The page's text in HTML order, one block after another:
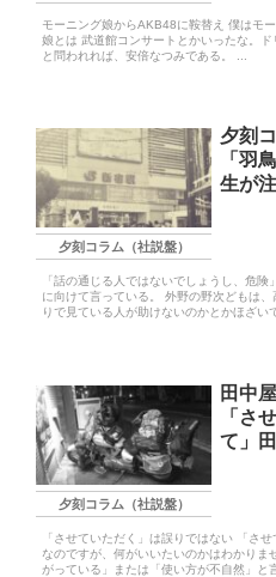
モーニング娘からAKB48に鞍替え 僕はモ
娘とは 武道館コンサートとかいったな。
と問われれば、安倍なつみである。 ...
夕刻コラム（社説盤）
夕刻
「羽
生が
「話の通じる人ではないでしょうし、危
に向けて言っている。 外野の野次どもは
りで見ている人が助けないのかとかほざい
夕刻コラム（社説盤）
田中
「さ
て」
「させていただく」は誤りではない 「さ
なのですが、何がいいたいのかはわかりま
がっている」または「使い方が不自然」と